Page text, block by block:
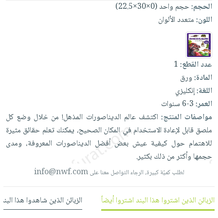
العناية
بالأسنان
الحمية
والتغذية
أدوات
المائدة
الأوعية
والتخزين
أدوات
المطبخ
الأكثر
مبيعاً
العودة
للمدارس
اكسسوارات
كتب
اكسسوارات
منزلية
اكسسوارات
ملابس
مطرزات
حقائب
عناية
بالذات
شحن
مجاني
بنود
مختارة
اشتراكات
كل
الاشتراكات
صندوق
القراءة
iKitab
بلا
حدود
بحث
متقدم
نيل
وفرات
عن
سياسة
الشركة
لائحة
الأمنيات
الحجم:حجم واحد (0×30×22.5)
اللون:متعدد الألوان
عدد القطع:1
المادة:ورق
اللغة:إنكليزي
العمر:3-6 سنوات
مواصفات المنتج: اكتشفعالم الديناصورات المذهل! من خلال وضعكل
ملصق قابل لإعادة الاستخدامفي المكان الصحيح، يمكنكتعلم حقائق مثيرة
للاهتمام حول كيفية عيش بعضأفضل الديناصورات المعروفة، ومدى
حجمها وأكثرمنذلكبكثير.
لطلب كميّة كبيرة، الرجاء التواصل معنا علىinfo@nwf.com
الزبائن الذين اشتروا هذا البند اشتروا أيضاً الزبائن الذين شاهدوا هذا